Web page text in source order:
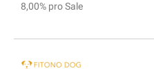
8,00% pro Sale